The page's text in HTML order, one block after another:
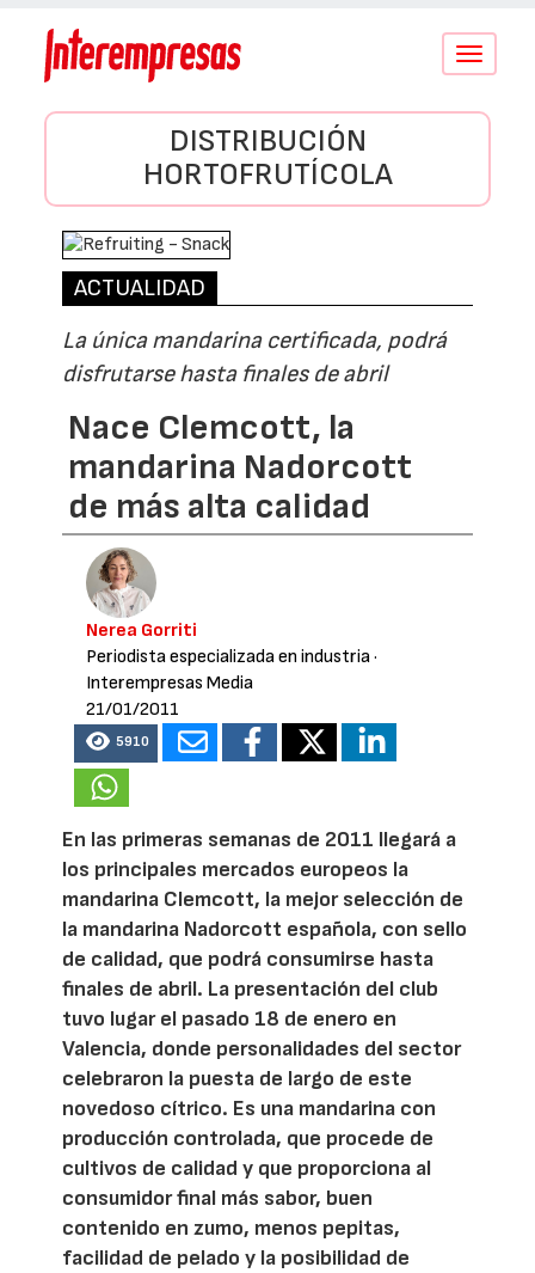
Conmutar
DISTRIBUCIÓN
HORTOFRUTÍCOLA
ACTUALIDAD
La única mandarina certificada, podrá
disfrutarse hasta finales de abril
Nace Clemcott, la
mandarina Nadorcott
de más alta calidad
Nerea Gorriti
Periodista especializada en industria·
Interempresas Media
21/01/2011
5910
En las primeras semanas de 2011 llegará a
los principales mercados europeos la
mandarina Clemcott, la mejor selección de
la mandarina Nadorcott española, con sello
de calidad, que podrá consumirse hasta
finales de abril. La presentación del club
tuvo lugar el pasado 18 de enero en
Valencia, donde personalidades del sector
celebraron la puesta de largo de este
novedoso cítrico. Es una mandarina con
producción controlada, que procede de
cultivos de calidad y que proporciona al
consumidor final más sabor, buen
contenido en zumo, menos pepitas,
facilidad de pelado y la posibilidad de